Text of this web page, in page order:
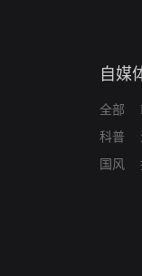
自媒
全部
科普
国风